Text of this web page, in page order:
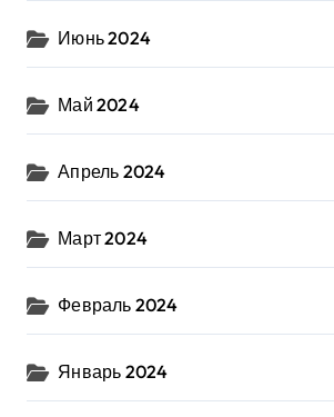
Июнь 2024
Май 2024
Апрель 2024
Март 2024
Февраль 2024
Январь 2024